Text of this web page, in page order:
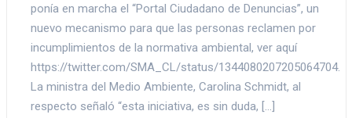
ponía en marcha el “Portal Ciudadano de Denuncias”, un
nuevo mecanismo para que las personas reclamen por
incumplimientos de la normativa ambiental, ver aquí
https://twitter.com/SMA_CL/status/1344080207205064704.
La ministra del Medio Ambiente, Carolina Schmidt, al
respecto señaló “esta iniciativa, es sin duda, […]